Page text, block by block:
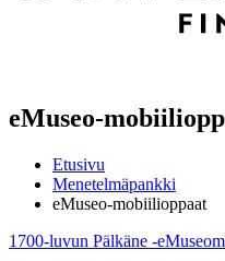
eMuseo-
Etusivu
Menetelmäpankki
eMuseo-mobiilioppaat
1700-luvun Pälkäne -